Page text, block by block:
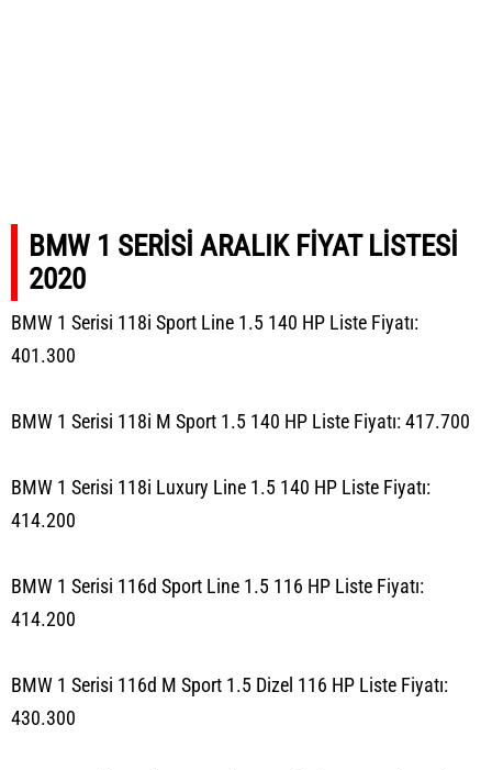
BMW 1 SERİSİ ARALIK FİYAT LİSTESİ
2020
BMW 1 Serisi 118i Sport Line 1.5 140 HP Liste Fiyatı:
401.300
BMW 1 Serisi 118i M Sport 1.5 140 HP Liste Fiyatı: 417.700
BMW 1 Serisi 118i Luxury Line 1.5 140 HP Liste Fiyatı:
414.200
BMW 1 Serisi 116d Sport Line 1.5 116 HP Liste Fiyatı:
414.200
BMW 1 Serisi 116d M Sport 1.5 Dizel 116 HP Liste Fiyatı:
430.300